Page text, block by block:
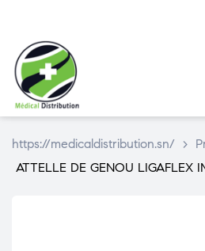
https://medicaldistribution.sn/ >
ATTELLE DE GENOU